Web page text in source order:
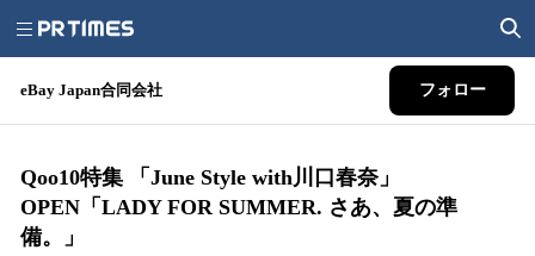
eBay Japan合同会社 フォロー
Qoo10特集 「June Style with川口春奈」
OPEN「LADY FOR SUMMER. さあ、夏の準
備。」